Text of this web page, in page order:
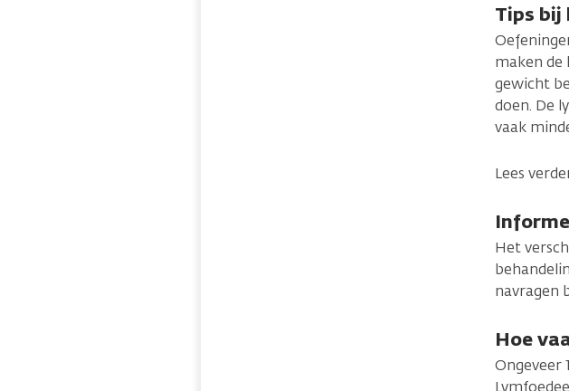
Tips bij
maken de
gewicht
doen. De
vaak
Lees
Het
navragen
Hoe
Ongeveer